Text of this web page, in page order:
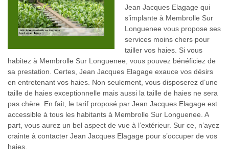
Jean Jacques Elagage qui
s’implante à Membrolle Sur
Longuenee vous propose ses
services moins chers pour
tailler vos haies. Si vous
habitez à Membrolle Sur Longuenee, vous pouvez bénéficiez de
sa prestation. Certes, Jean Jacques Elagage exauce vos désirs
en entretenant vos haies. Non seulement, vous disposerez d’une
taille de haies exceptionnelle mais aussi la taille de haies ne sera
pas chère. En fait, le tarif proposé par Jean Jacques Elagage est
accessible à tous les habitants à Membrolle Sur Longuenee. A
part, vous aurez un bel aspect de vue à l’extérieur. Sur ce, n’ayez
crainte à contacter Jean Jacques Elagage pour s’occuper de vos
haies.